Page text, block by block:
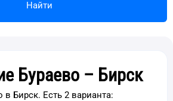
Найти
Бураево – Бирск
в Бирск. Есть 2 варианта: